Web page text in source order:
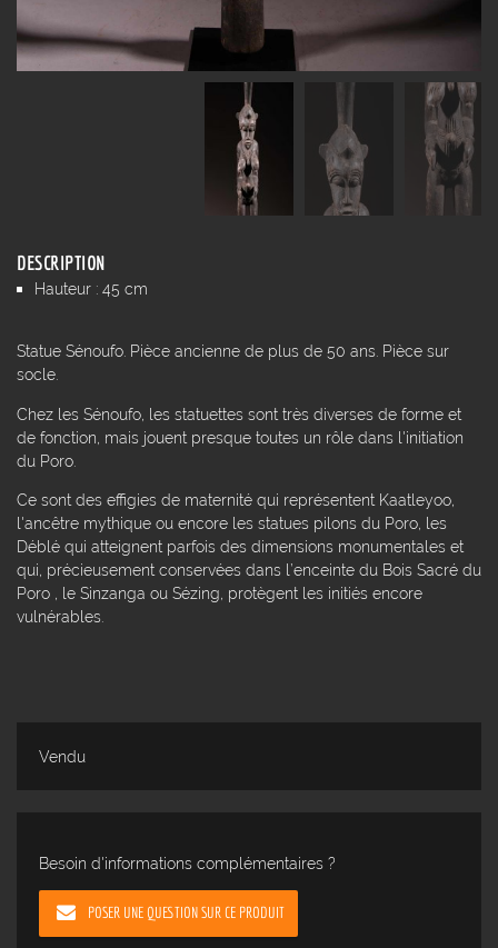
DESCRIPTION
Hauteur : 45 cm
Statue Sénoufo. Pièce ancienne de plus de 50 ans. Pièce sur
socle.
Chez les Sénoufo, les statuettes sont très diverses de forme et
de fonction, mais jouent presque toutes un rôle dans l'initiation
du Poro.
Ce sont des effigies de maternité qui représentent Kaatleyoo,
l'ancêtre mythique ou encore les statues pilons du Poro, les
Déblé qui atteignent parfois des dimensions monumentales et
qui, précieusement conservées dans l’enceinte du Bois Sacré du
Poro , le Sinzanga ou Sézing, protègent les initiés encore
vulnérables.
Vendu
Besoin d'informations complémentaires ?
POSER UNE QUESTION SUR CE PRODUIT